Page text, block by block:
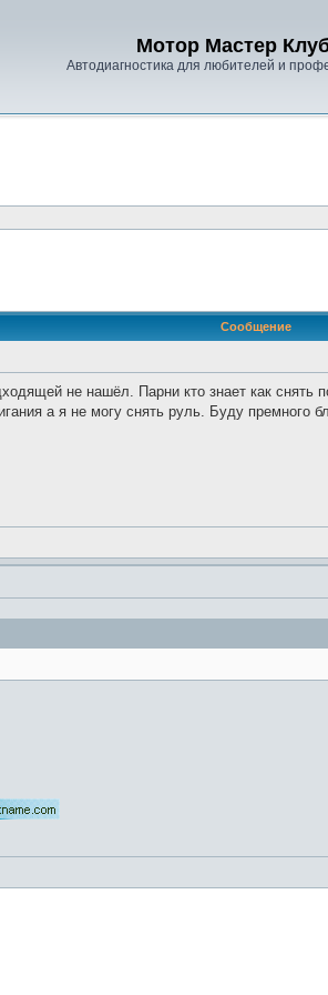
Мотор Мастер
Автодиагностика для любителей и
Сообщение
не нашёл. Парни кто знает как снять
а я не могу снять руль. Буду премного